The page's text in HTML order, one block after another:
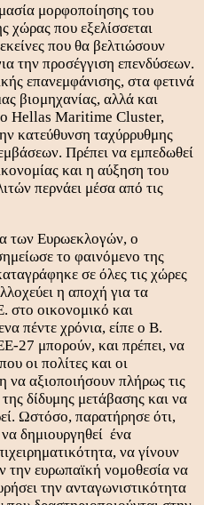
μορφοποίησης του
χώρας που εξελίσσεται
που θα βελτιώσουν
την προσέγγιση επενδύσεων.
επανεμφάνισης, στα φετινά
βιομηχανίας, αλλά και
Hellas Maritime Cluster,
κατεύθυνση ταχύρρυθμης
Πρέπει να εμπεδωθεί
και η αύξηση του
περνάει μέσα από τις
των Ευρωεκλογών, ο
το φαινόμενο της
σε όλες τις χώρες
η αποχή για τα
στο οικονομικό και
πέντε χρόνια, είπε ο Β.
27 μπορούν, και πρέπει, να
οι πολίτες και οι
να αξιοποιήσουν πλήρως τις
δίδυμης μετάβασης και να
Ωστόσο, παρατήρησε ότι,
να δημιουργηθεί ένα
να γίνουν
την ευρωπαϊκή νομοθεσία να
την ανταγωνιστικότητα